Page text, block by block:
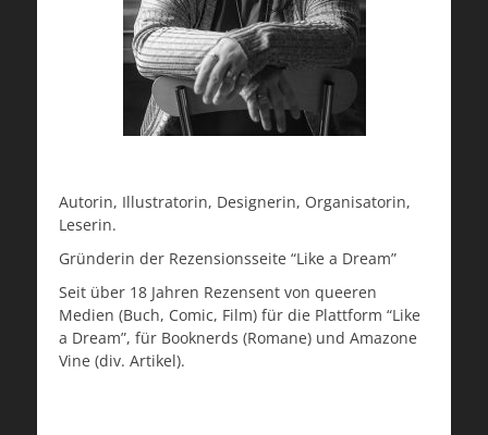
Autorin, Illustratorin, Designerin, Organisatorin,
Leserin.
Gründerin der Rezensionsseite “Like a Dream”
Seit über 18 Jahren Rezensent von queeren
Medien (Buch, Comic, Film) für die Plattform “Like
a Dream”, für Booknerds (Romane) und Amazone
Vine (div. Artikel).